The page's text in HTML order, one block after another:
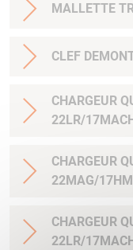
MALLETTE
CLEF
CHARGEUR
22LR/
CHARGEUR
22MAG/
CHARGEUR
22LR/